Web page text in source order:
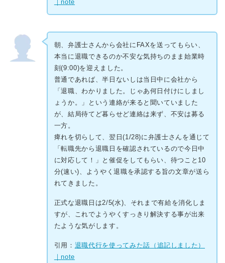
｜note
朝、弁護士さんから会社にFAXを送ってもらい、
本当に退職できるのか不安な気持ちのまま始業時
刻(9:00)を迎えました。
普通であれば、半日ないしは当日中に会社から
「退職、わかりました。じゃあ何日付けにしまし
ょうか。」という連絡が来ると聞いていました
が、結局待てど暮らせど連絡は来ず、不安は募る
一方。
痺れを切らして、翌日(1/28)に弁護士さんを通じて
「転職先から退職日を確認されているので今日中
に対応して！」と催促をしてもらい、待つこと10
分(速い)、ようやく退職を承認する旨の文章が送ら
れてきました。
正式な退職日は2/5(水)、それまで有給を消化しま
すが、これでようやくすっきり解決する事が出来
たような気がします。
引用： 退職代行を使ってみた話（追記しました）
｜note